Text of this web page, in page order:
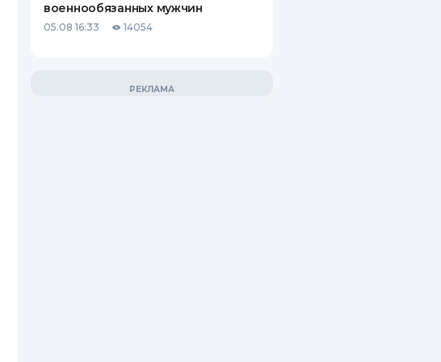
военнообязанных мужчин
05.08 16:33 14054